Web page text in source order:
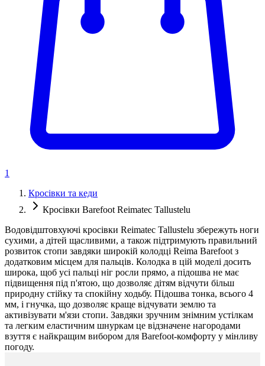
1
Кросівки та кеди
Кросівки Barefoot Reimatec Tallustelu
Водовідштовхуючі кросівки Reimatec Tallustelu збережуть ноги
сухими, а дітей щасливими, а також підтримують правильний
розвиток стопи завдяки широкій колодці Reima Barefoot з
додатковим місцем для пальців. Колодка в цій моделі досить
широка, щоб усі пальці ніг росли прямо, а підошва не має
підвищення під п'ятою, що дозволяє дітям відчути більш
природну стійку та спокійну ходьбу. Підошва тонка, всього 4
мм, і гнучка, що дозволяє краще відчувати землю та
активізувати м'язи стопи. Завдяки зручним знімним устілкам
та легким еластичним шнуркам це відзначене нагородами
взуття є найкращим вибором для Barefoot-комфорту у мінливу
погоду.